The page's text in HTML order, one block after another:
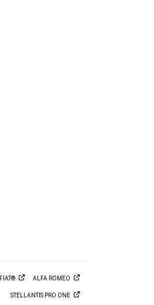
FIAT® ALFA ROMEO
STELLANTIS PRO ONE